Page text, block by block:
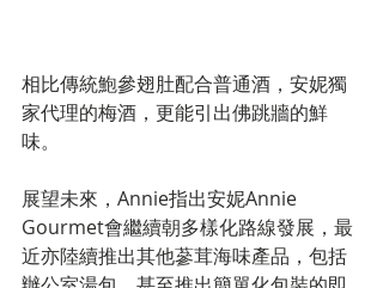
相比傳統鮑參翅肚配合普通酒，安妮獨
家代理的梅酒，更能引出佛跳牆的鮮
味。
展望未來，Annie指出安妮Annie
Gourmet會繼續朝多樣化路線發展，最
近亦陸續推出其他蔘茸海味產品，包括